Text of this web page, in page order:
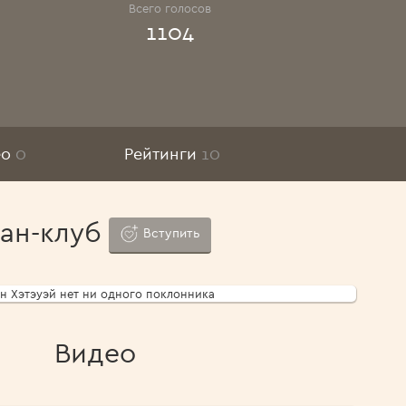
Всего голосов
1104
0 Рейтинги 10
клуб Вступить
Хэтэуэй нет ни одного поклонника
Видео